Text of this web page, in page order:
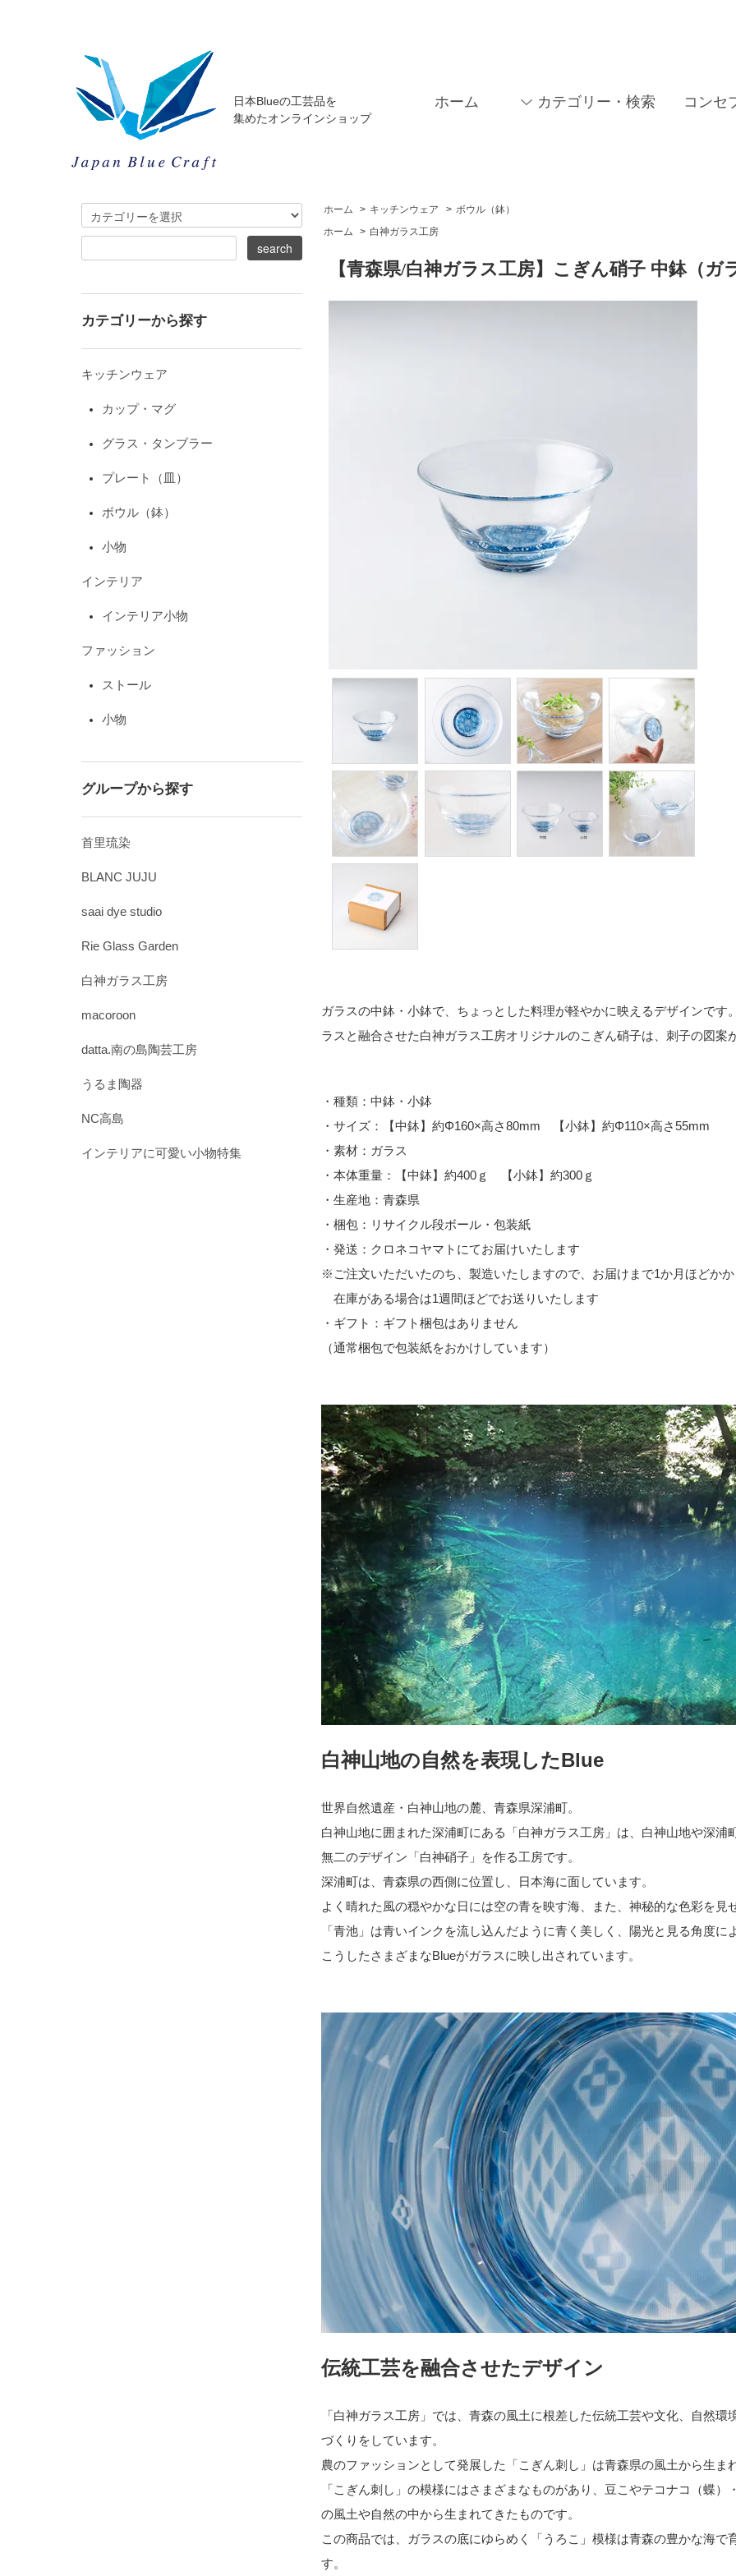
ホーム カテゴリー・検索 コンセ
日本Blueの工芸品を
集めたオンラインショップ
ホーム > キッチンウェア > ボウル（鉢）
ホーム
> 白神ガラス工房
【青森県/白神ガラス工房】こぎん硝子 中鉢（ガ
ガラスの中鉢・小鉢で、ちょっとした料理が軽やかに映えるデザインで
ラスと融合させた白神ガラス工房オリジナルのこぎん硝子は、刺子の図
・種類：中鉢・小鉢
・サイズ：【中鉢】約Φ160×高さ80mm 【小鉢】約Φ110×高さ55mm
・素材：ガラス
・本体重量：【中鉢】約400ｇ 【小鉢】約300ｇ
・生産地：青森県
・梱包：リサイクル段ボール・包装紙
・発送：クロネコヤマトにてお届けいたします
※ご注文いただいたのち、製造いたしますので、お届けまで1か月ほどか
在庫がある場合は1週間ほどでお送りいたします
・ギフト：ギフト梱包はありません
（通常梱包で包装紙をおかけしています）
白神山地の自然を表現したBlue
世界自然遺産・白神山地の麓、青森県深浦町。
白神山地に囲まれた深浦町にある「白神ガラス工房」は、白神山地や深
無二のデザイン「白神硝子」を作る工房です。
深浦町は、青森県の西側に位置し、日本海に面しています。
よく晴れた風の穏やかな日には空の青を映す海、また、神秘的な色彩を
「青池」は青いインクを流し込んだように青く美しく、陽光と見る角度
こうしたさまざまなBlueがガラスに映し出されています。
伝統工芸を融合させたデザイン
「白神ガラス工房」では、青森の風土に根差した伝統工芸や文化、自然
づくりをしています。
農のファッションとして発展した「こぎん刺し」は青森県の風
「こぎん刺し」の模様にはさまざまなものがあり、豆こやテコナコ（蝶
の風土や自然の中から生まれてきたものです。
この商品では、ガラスの底にゆらめく「うろこ」模様は青森の豊かな海
す。
カテゴリーから探す
キッチンウェア
カップ・マグ
グラス・タンブラー
プレート（皿）
ボウル（鉢）
小物
インテリア
インテリア小物
ファッション
ストール
小物
グループから探す
首里琉染
BLANC JUJU
saai dye studio
Rie Glass Garden
白神ガラス工房
macoroon
datta.南の島陶芸工房
うるま陶器
NC高島
インテリアに可愛い小物特集